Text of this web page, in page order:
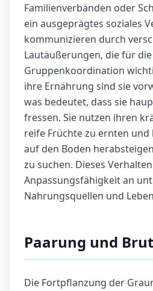
Familienverbänden oder
ein ausgeprägtes soziales
kommunizieren durch
Lautäußerungen, die für die
Gruppenkoordination
ihre Ernährung sind sie
was bedeutet, dass sie
fressen. Sie nutzen ihren
reife Früchte zu ernten und
auf den Boden
zu suchen. Dieses
Anpassungsfähigkeit an
Nahrungsquellen und
Paarung und Brut
Die Fortpflanzung der